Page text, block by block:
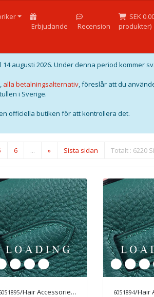
Erbjudande
Recension
SEK
produkter)
augusti 2026. Under denna period kommer
alla betalningsalternativ, föreslår att du
i Sverige.
officiella butiken för att kontrollera det.
6 ... » Sista sidan Totalt : 6220
/Hair Accessories från CHANEL 6051894/Hair